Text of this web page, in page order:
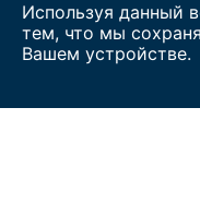
Используя данный
тем, что мы
Вашем устройстве.